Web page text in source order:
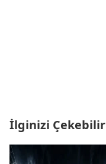
İlginizi Çekebilir